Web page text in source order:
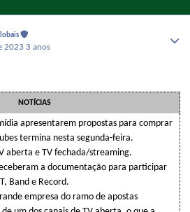
2023 3 anos
NOTÍCIAS
apresentarem propostas para comprar
termina nesta segunda-feira.
aberta e TV fechada/streaming.
a documentação para participar
Band e Record.
empresa do ramo de apostas